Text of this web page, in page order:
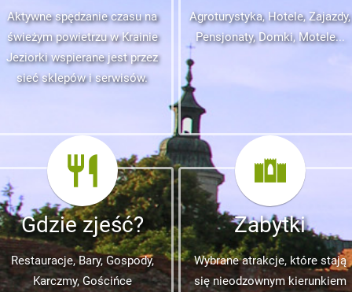
Aktywne spędzanie czasu na
świeżym powietrzu w Krainie
Jeziorki wspierane jest przez
sieć sklepów i serwisów.
Agroturystyka, Hotele, Zajazdy,
Pensjonaty, Domki, Motele...
Gdzie zjeść?
Restauracje, Bary, Gospody,
Karczmy, Gościńce
Zabytki
Wybrane atrakcje, które stają
się nieodzownym kierunkiem